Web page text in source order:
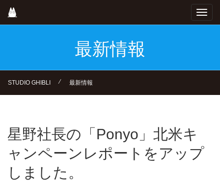
main
最新情報
STUDIO GHIBLI ⁄ 最新情報
星野社長の「Ponyo」北米キ
ャンペーンレポートをアップ
しました。